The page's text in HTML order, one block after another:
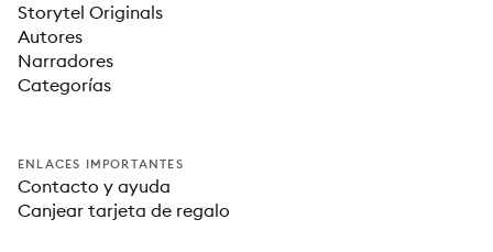
Storytel Originals
Autores
Narradores
Categorías
ENLACES IMPORTANTES
Contacto y ayuda
Canjear tarjeta de regalo